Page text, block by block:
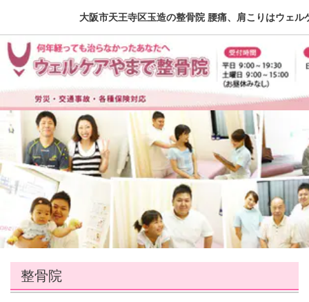
大阪市天王寺区玉造の整骨院 腰痛、肩こりはウェル
整骨院